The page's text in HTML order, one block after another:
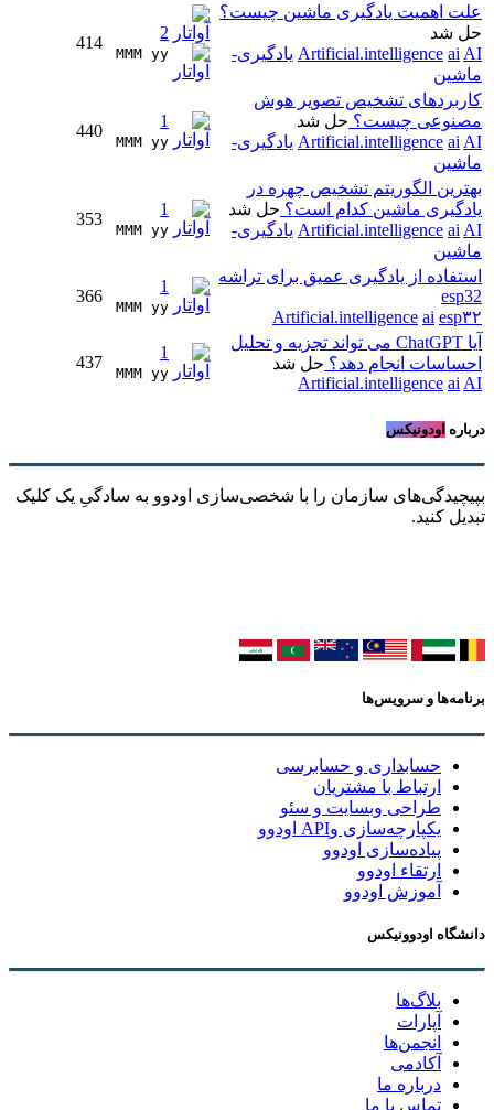
علت اهمیت یادگیری ماشین چیست؟
حل شد
Artificial.intelligence ai AI
یادگیری-
ماشین
2
MMM yy
414
کاربردهای تشخیص تصویر هوش
مصنوعی چیست؟ حل شد
Artificial.intelligence ai AI
یادگیری-
ماشین
1
MMM yy
440
بهترین الگوریتم تشخیص چهره در
یادگیری ماشین کدام است؟ حل شد
Artificial.intelligence ai AI
یادگیری-
ماشین
1
MMM yy
353
استفاده از یادگیری عمیق برای تراشه
esp32
Artificial.intelligence ai esp۳۲
1
MMM yy
366
آیا ChatGPT می تواند تجزیه و تحلیل
احساسات انجام دهد؟ حل شد
Artificial.intelligence ai AI
1
MMM yy
437
درباره اودونیکس
بپیچیدگی‌های سازمان را با شخصی‌سازی اودوو به سادگیِ یک کلیک
تبدیل کنید.
برنامه‌ها و سرویس‌ها
حسابداری و حسابرسی
ارتباط با مشتریان
طراحی وبسایت و سئو
یکپارچه‌سازی وAPI اودوو
پیاده‌سازی اودوو
ارتقاء اودوو
آموزش اودوو
دانشگاه اودوونیکس
بلاگ‌ها
آپارات
انجمن‌ها
آکادمی
درباره ما
تماس با ما